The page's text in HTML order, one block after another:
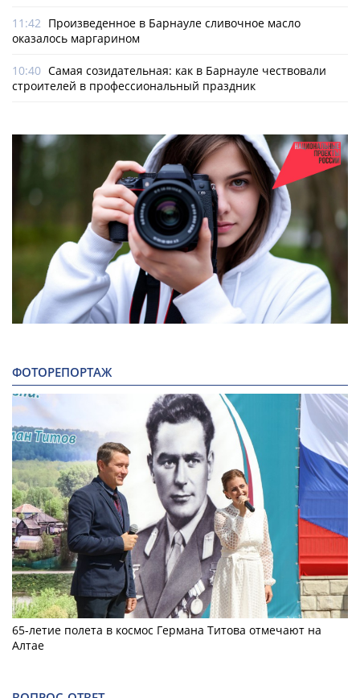
11:42 Произведенное в Барнауле сливочное масло
оказалось маргарином
10:40 Самая созидательная: как в Барнауле чествовали
строителей в профессиональный праздник
ФОТОРЕПОРТАЖ
65-летие полета в космос Германа Титова отмечают на
Алтае